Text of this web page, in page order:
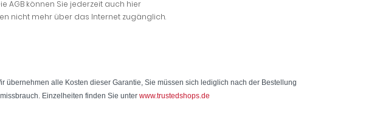
AGB können Sie jederzeit auch hier
nicht mehr über das Internet zugänglich.
alle Kosten dieser Garantie, Sie müssen sich lediglich nach der Bestellung
Einzelheiten finden Sie unter www.trustedshops.de